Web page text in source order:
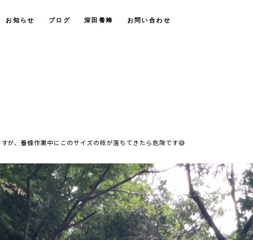
お知らせ ブログ 深田養蜂 お問い合わせ
が、養蜂作業中にこのサイズの枝が落ちてきたら危険です😅